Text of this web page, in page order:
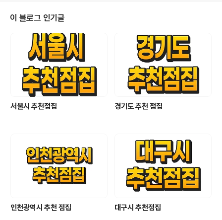
이 블로그 인기글
서울시 추천점집 경기도 추천 점집
인천광역시 추천 점집 대구시 추천점집